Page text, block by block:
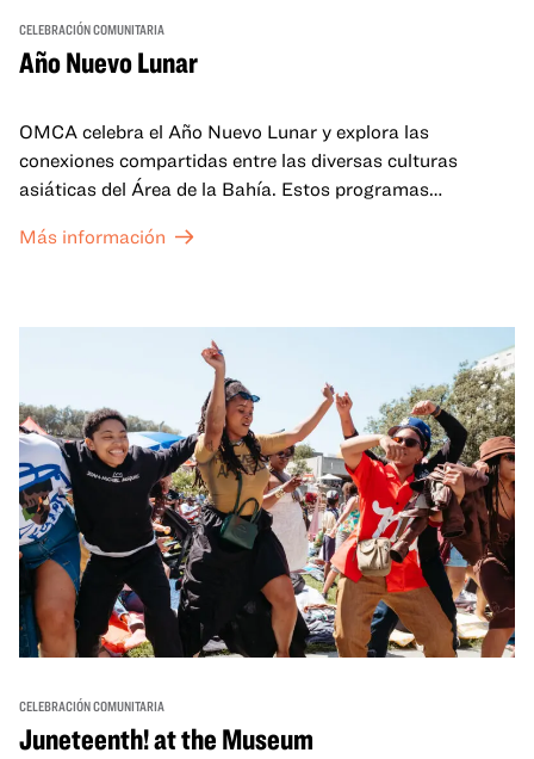
CELEBRACIÓN COMUNITARIA
Año Nuevo Lunar
OMCA celebra el Año Nuevo Lunar y explora las
conexiones compartidas entre las diversas culturas
asiáticas del Área de la Bahía. Estos programas
celebran y honran las tradiciones del Año Nuevo Lunar a
un espacio para que nuestras comunidades AAPI se
reúnan y se eleven mutuamente con círculos de curación
tanto presenciales como virtuales.
Más información
CELEBRACIÓN COMUNITARIA
Juneteenth! at the Museum